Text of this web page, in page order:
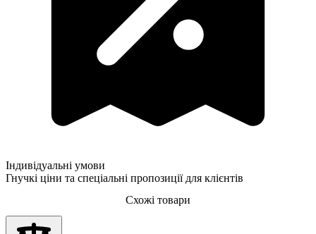
Індивідуальні умови
Гнучкі ціни та спеціальні пропозиції для клієнтів
Схожі товари